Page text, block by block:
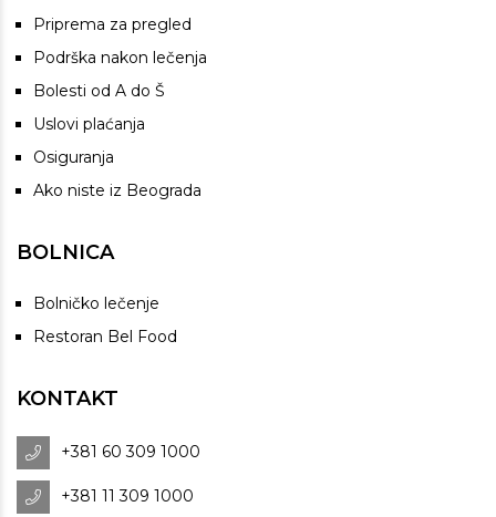
Priprema za pregled
Podrška nakon lečenja
Bolesti od A do Š
Uslovi plaćanja
Osiguranja
Ako niste iz Beograda
BOLNICA
Bolničko lečenje
Restoran Bel Food
KONTAKT
+381 60 309 1000
+381 11 309 1000